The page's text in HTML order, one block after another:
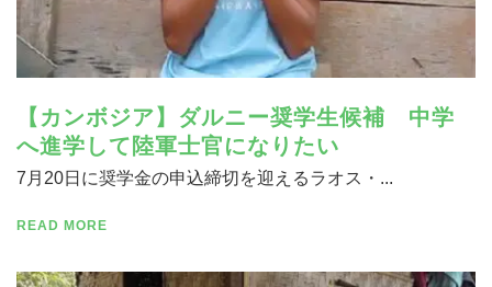
【カンボジア】ダルニー奨学生候補 中学
へ進学して陸軍士官になりたい
7月20日に奨学金の申込締切を迎えるラオス・...
READ MORE